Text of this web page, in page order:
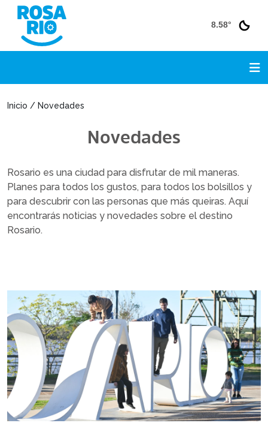
8.58°
Inicio / Novedades
Novedades
Rosario es una ciudad para disfrutar de mil maneras.
Planes para todos los gustos, para todos los bolsillos y
para descubrir con las personas que más queiras. Aquí
encontrarás noticias y novedades sobre el destino
Rosario.